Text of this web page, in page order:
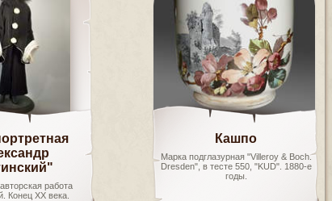
работа
Конец ХХ века.
Кашпо
Марка подглазурная "Villeroy & Boch.
Dresden", в тесте 550, "KUD". 1880-е
годы.